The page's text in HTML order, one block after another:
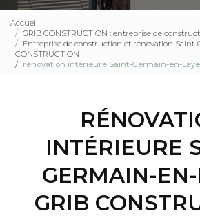
Accueil
GRIB CONSTRUCTION : entreprise de
Entreprise de construction et rénovation Saint-
CONSTRUCTION
rénovation intérieure Saint-Germain-en-Laye
INTÉRIEURE
GERMAIN-
GRIB